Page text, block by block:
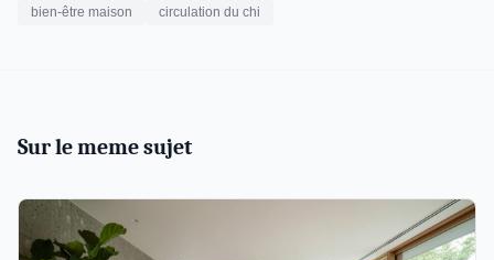
bien-être maison
circulation du chi
Sur le meme sujet